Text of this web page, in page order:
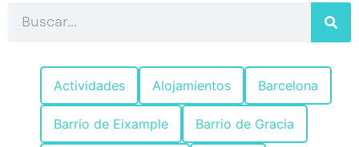
Actividades Alojamientos Barcelona
Barrio de Eixample Barrio de Gracia